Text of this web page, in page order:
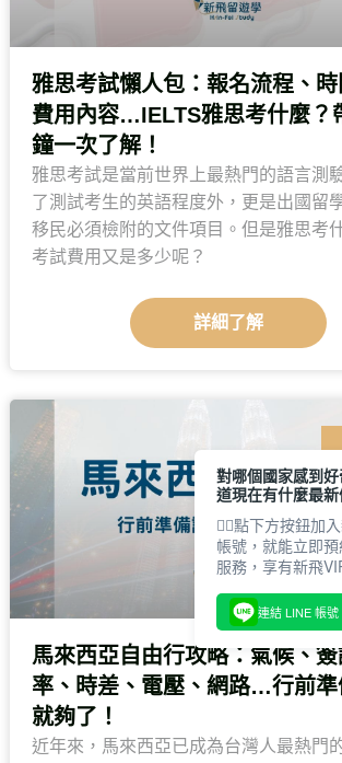
雅思考試懶人包：報名流程、時
費用內容…IELTS雅思考什麼？
鐘一次了解！
雅思考試是當前世界上最熱門的語言測
了測試考生的英語程度外，更是出國留
移民必須檢附的文件項目。但是雅思考
考試費用又是多少呢？
詳細了解
馬來西亞自由行攻略：氣候、
率、時差、電壓、網路…行前準
就夠了！
近年來，馬來西亞已成為台灣人最熱門
對哪個國家感到
道現在有什麼最新
👇🏻點下方按鈕加
帳號，就能立即
服務，享有新飛
連結 LINE 帳號